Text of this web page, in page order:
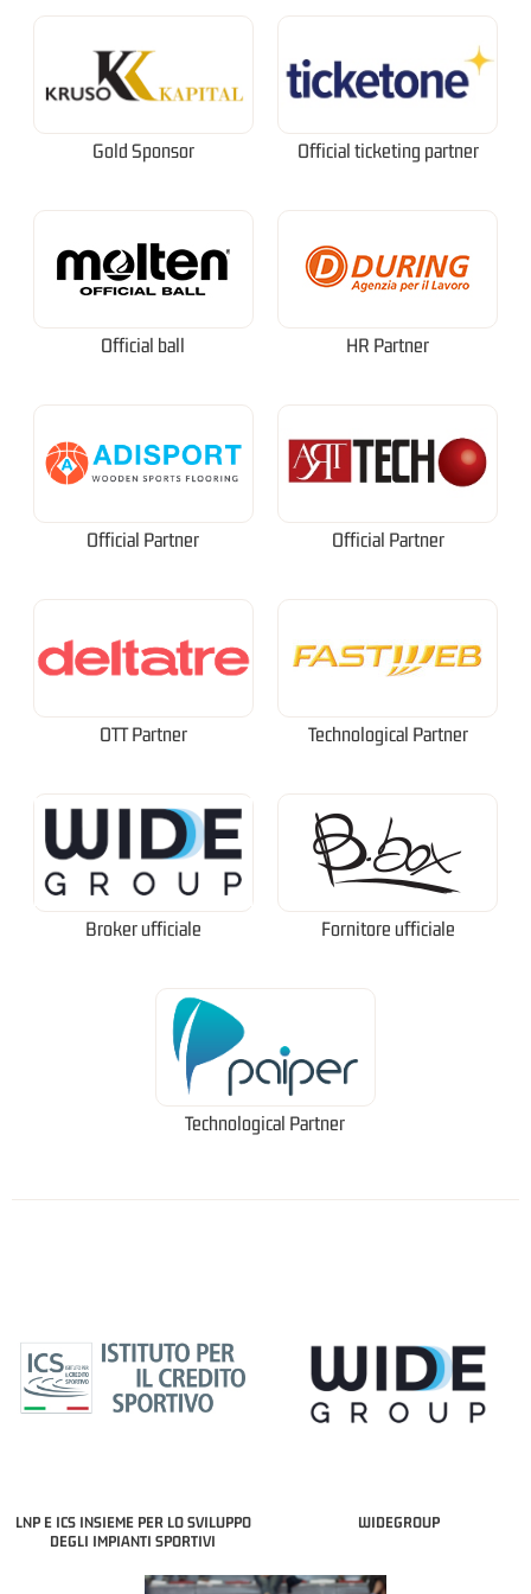
Gold Sponsor Official ticketing partner
Official ball HR Partner
Official Partner Official Partner
OTT Partner Technological Partner
Broker ufficiale Fornitore ufficiale
Technological Partner
LNP E ICS INSIEME PER LO SVILUPPO
DEGLI IMPIANTI SPORTIVI
WIDEGROUP